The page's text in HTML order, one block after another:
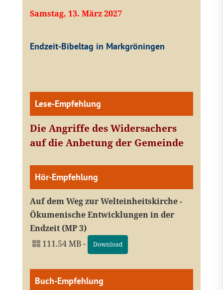
Samstag, 13. März 2027
Endzeit-Bibeltag in Markgröningen
Lese-Empfehlung
Die Angriffe des Widersachers
auf die Anbetung der Gemeinde
Hör-Empfehlung
Auf dem Weg zur Welteinheitskirche -
Ökumenische Entwicklungen in der
Endzeit (MP 3)
111.54 MB -
Download
Buch-Empfehlung